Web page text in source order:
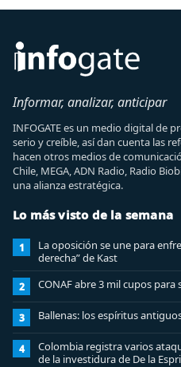
Informar, analizar, anticipar
INFOGATE es un medio digital de
serio y creíble, así dan cuenta las
hacen otros medios de
Chile, MEGA, ADN Radio, Radio
una alianza estratégica.
Lo más visto de la semana
1
La oposición se une para
derecha” de Kast
2 CONAF abre 3 mil cupos
3 Ballenas: los espíritus
4
Colombia registra varios
de la investidura de De la